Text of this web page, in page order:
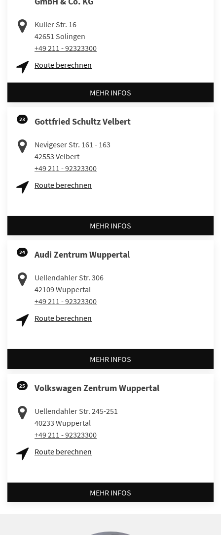
Kuller Str. 16
42651 Solingen
+49 211 - 92323300
Route berechnen
MEHR INFOS
23 Gottfried Schultz Velbert
Nevigeser Str. 161 - 163
42553 Velbert
+49 211 - 92323300
Route berechnen
MEHR INFOS
24 Audi Zentrum Wuppertal
Uellendahler Str. 306
42109Wuppertal
+49 211 - 92323300
Route berechnen
MEHR INFOS
25 Volkswagen Zentrum Wuppertal
Uellendahler Str. 245-251
40233 Wuppertal
+49 211 - 92323300
Route berechnen
MEHR INFOS